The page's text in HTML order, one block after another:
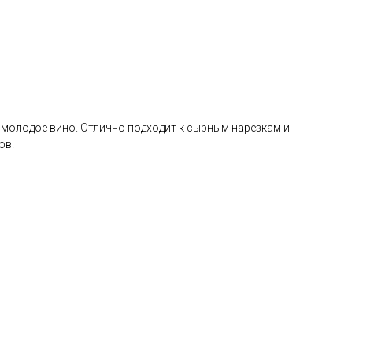
вино. Отлично подходит к сырным нарезкам и